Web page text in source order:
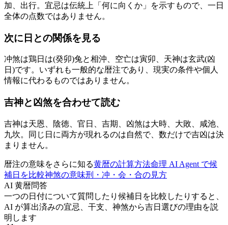
加、出行。宜忌は伝統上「何に向くか」を示すもので、一日
全体の点数ではありません。
次に日との関係を見る
冲煞は鶏日は(癸卯)兔と相沖、空亡は寅卯、天神は玄武(凶
日)です。いずれも一般的な暦注であり、現実の条件や個人
情報に代わるものではありません。
吉神と凶煞を合わせて読む
吉神は天恩、陰徳、官日、吉期、凶煞は大時、大敗、咸池、
九坎。同じ日に両方が現れるのは自然で、数だけで吉凶は決
まりません。
暦注の意味をさらに知る黄暦の計算方法命理 AI Agent で候
補日を比較神煞の意味刑・冲・会・合の見方
AI 黄暦問答
一つの日付について質問したり候補日を比較したりすると、
AI が算出済みの宜忌、干支、神煞から吉日選びの理由を説
明します